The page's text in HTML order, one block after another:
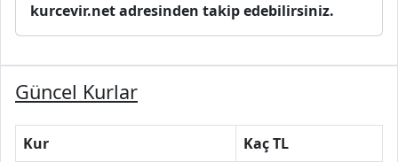
kurcevir.net adresinden takip edebilirsiniz.
Güncel Kurlar
Kur
Kaç TL